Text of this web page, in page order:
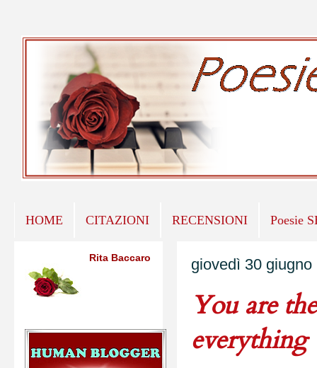
HOME CITAZIONI RECENSIONI Poesie
giovedì 30 giugno
You are
everything
Rita Baccaro